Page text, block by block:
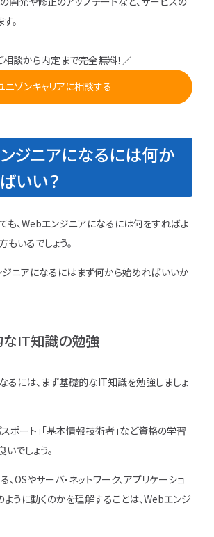
。
相談から内定まで完全無料！／
ニゾンキャリアに相談する
ジニアになるには何か
いい？
も、Webエンジニアになるには何をすればよ
いるでしょう。
ジニアになるにはまず何から始めればいいか
IT知識の勉強
るには、まず基礎的なIT知識を勉強しましょ
ポート」「基本情報技術者」など資格の学習
でしょう。
OSやサーバ・ネットワーク、アプリケーショ
ように動くのかを理解することは、Webエンジ